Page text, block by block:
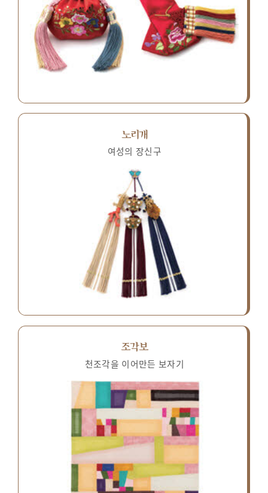
노리개
여성의 장신구
조각보
천조각을 이어만든 보자기